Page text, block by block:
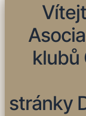
klubů
stránky